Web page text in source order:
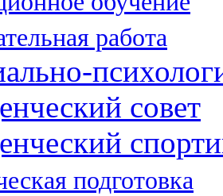
работа
совет
подготовка